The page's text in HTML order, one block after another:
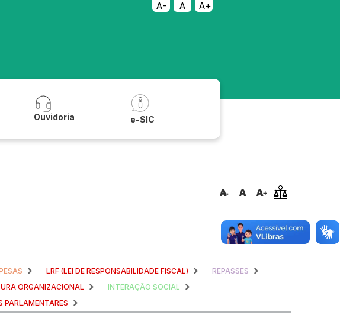
A- A
A+
Ouvidoria e-SIC
LRF (LEI DE RESPONSABILIDADE FISCAL)
REPASSES
ORGANIZACIONAL
INTERAÇÃO SOCIAL
PARLAMENTARES